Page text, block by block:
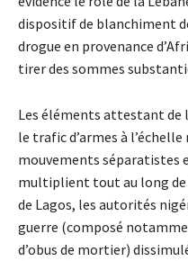
dispositif de blanchiment
drogue en provenance
tirer des sommes
Les éléments attestant de
le trafic d’armes à
mouvements séparatistes
multiplient tout au long de
de Lagos, les autorités
guerre (composé
d’obus de mortier)